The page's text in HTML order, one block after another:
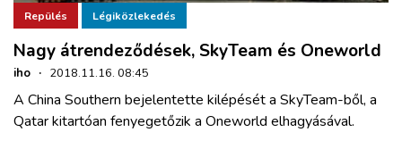
ZÖLDÚT
HAJÓZÁS
BLOG
Repülés Légiközlekedés
Nagy átrendeződések, SkyTeam és Oneworld
iho · 2018.11.16. 08:45
A China Southern bejelentette kilépését a SkyTeam-ből, a
Qatar kitartóan fenyegetőzik a Oneworld elhagyásával.